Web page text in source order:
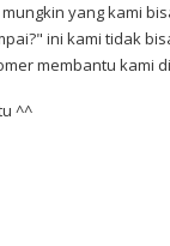
yang kami
ini kami tidak
membantu kami
^^